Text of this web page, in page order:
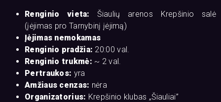
Renginio vieta:Šiaulių arenos Krepšinio salė
(įėjimas pro Tarnybinį įėjimą)
Įėjimas nemokamas
Renginio pradžia: 20:00 val.
Renginio trukmė: ~ 2 val.
Pertraukos: yra
Amžiaus cenzas: nėra
Organizatorius: Krepšinio klubas „Šiauliai”